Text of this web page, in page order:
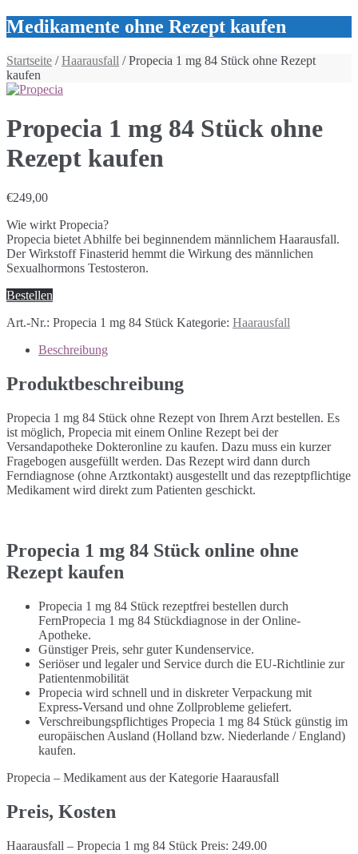
Medikamente ohne Rezept kaufen
Startseite /Haarausfall / Propecia 1 mg 84 Stück ohne Rezept
kaufen
Propecia 1 mg 84 Stück ohne
Rezept kaufen
€249,00
Wie wirkt Propecia?
Propecia bietet Abhilfe bei beginnendem männlichem Haarausfall.
Der Wirkstoff Finasterid hemmt die Wirkung des männlichen
Sexualhormons Testosteron.
Bestellen
Art.-Nr.: Propecia 1 mg 84 Stück Kategorie: Haarausfall
Beschreibung
Produktbeschreibung
Propecia 1 mg 84 Stück ohne Rezept von Ihrem Arzt bestellen. Es
ist möglich, Propecia mit einem Online Rezept bei der
Versandapotheke Dokteronline zu kaufen. Dazu muss ein kurzer
Fragebogen ausgefüllt werden. Das Rezept wird dann durch
Ferndiagnose (ohne Arztkontakt) ausgestellt und das rezeptpflichtige
Medikament wird direkt zum Patienten geschickt.
Propecia 1 mg 84 Stück online ohne
Rezept kaufen
Propecia 1 mg 84 Stück rezeptfrei bestellen durch
FernPropecia 1 mg 84 Stückdiagnose in der Online-
Apotheke.
Günstiger Preis, sehr guter Kundenservice.
Seriöser und legaler und Service durch die EU-Richtlinie zur
Patientenmobilität
Propecia wird schnell und in diskreter Verpackung mit
Express-Versand und ohne Zollprobleme geliefert.
Verschreibungspflichtiges Propecia 1 mg 84 Stück günstig im
europäischen Ausland (Holland bzw. Niederlande / England)
kaufen.
Propecia – Medikament aus der Kategorie Haarausfall
Preis, Kosten
Haarausfall – Propecia 1 mg 84 Stück Preis: 249.00